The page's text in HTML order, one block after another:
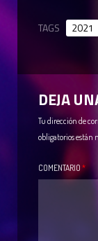
TAGS 2021
DEJA
Tu dirección de
obligatorios están
COMENTARIO *